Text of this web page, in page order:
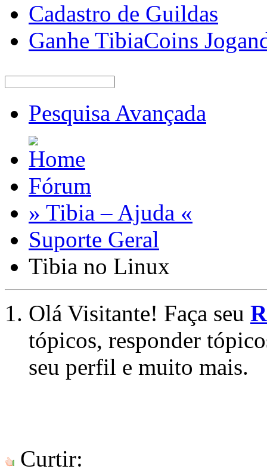
Cadastro de Guildas
Ganhe TibiaCoins
Pesquisa Avançada
Fórum
» Tibia – Ajuda «
Suporte Geral
Tibia no Linux
Olá Visitante! Faça seu
tópicos, responder
seu perfil e muito mais.
Curtir: